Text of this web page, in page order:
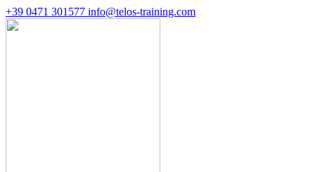
+39 0471 301577 info@telos-training.com